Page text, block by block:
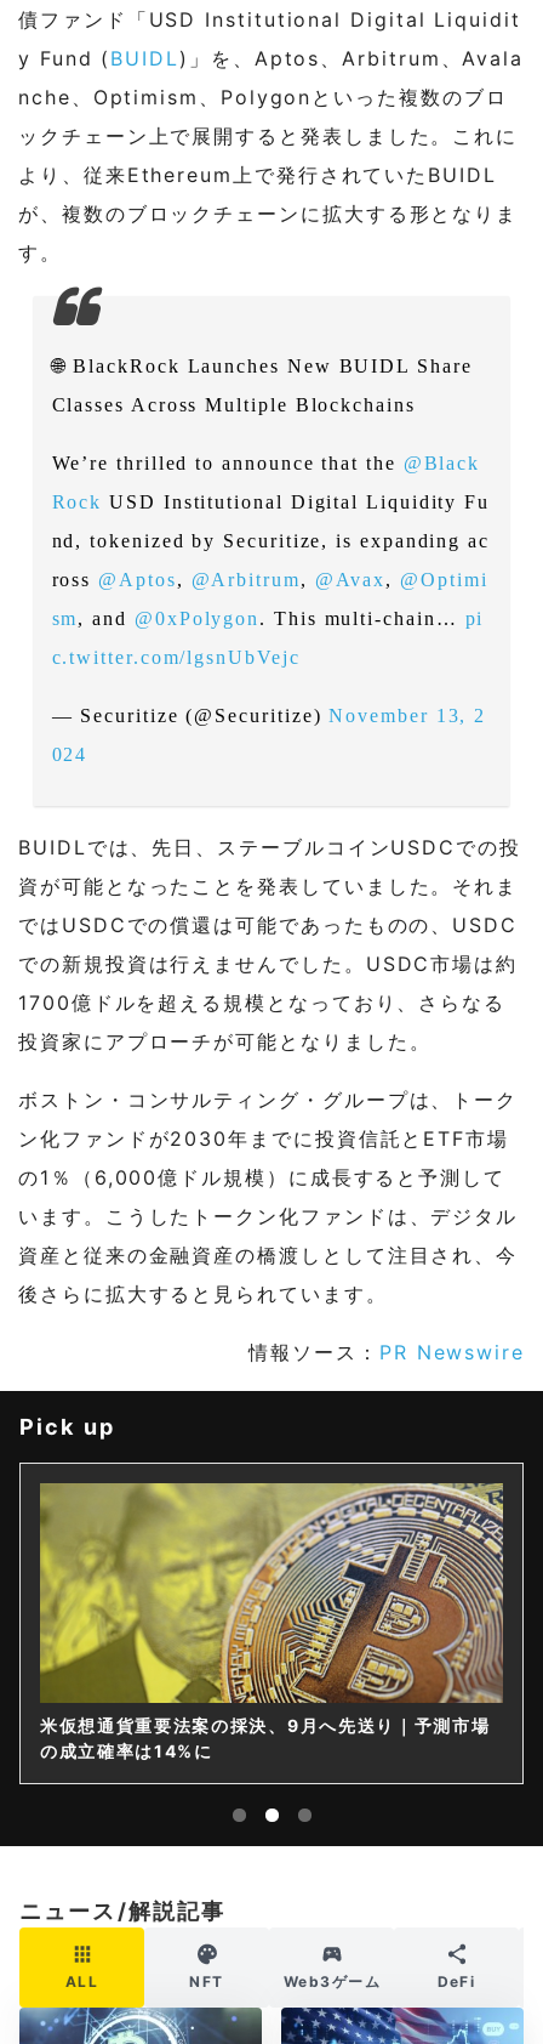
債ファンド「USD Institutional Digital Liquidit
y Fund ( BUIDL )」を、Aptos、Arbitrum、Avala
nche、Optimism、Polygonといった複数のブロ
ックチェーン上で展開すると発表しました。これに
より、従来Ethereum上で発行されていたBUIDL
が、複数のブロックチェーンに拡大する形となりま
す。
🌐 BlackRock Launches New BUIDL Share
Classes Across Multiple Blockchains
We’re thrilled to announce that the @Black
Rock USD Institutional Digital Liquidity Fu
nd, tokenized by Securitize, is expanding ac
ross @Aptos, @Arbitrum, @Avax, @Optimi
sm, and @0xPolygon . This multi-chain… pi
c.twitter.com/lgsnUbVejc
— Securitize (@Securitize)November 13, 2
024
BUIDLでは、先日、ステーブルコインUSDCでの投
資が可能となったことを発表していました。それま
ではUSDCでの償還は可能であったものの、USDC
での新規投資は行えませんでした。USDC市場は約
1700億ドルを超える規模となっており、さらなる
投資家にアプローチが可能となりました。
ボストン・コンサルティング・グループは、トーク
ン化ファンドが2030年までに投資信託とETF市場
の1％（6,000億ドル規模）に成長すると予測して
います。こうしたトークン化ファンドは、デジタル
資産と従来の金融資産の橋渡しとして注目され、今
後さらに拡大すると見られています。
情報ソース： PR Newswire
Pick up
米仮想通貨重要法案の採決、9月へ先送り｜予測市場
の成立確率は14%に
ニュース/解説記事
ALL NFT Web3ゲーム DeFi